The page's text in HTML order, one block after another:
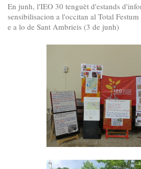
En junh, l'IEO 30 tenguèt d'estands
sensibilisacion a l'occitan al Total
e a lo de Sant Ambrieis (3 de junh)